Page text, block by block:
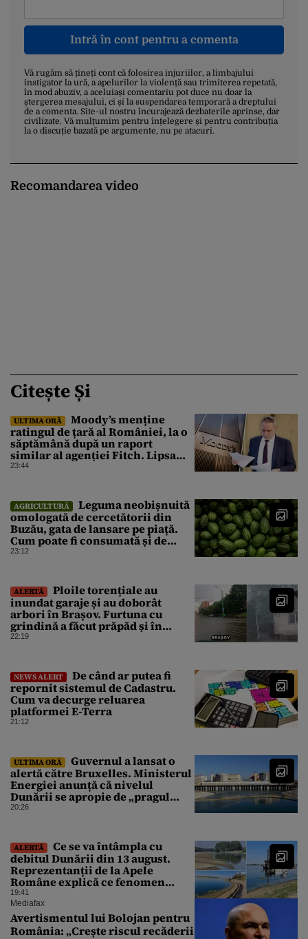
Intră în cont pentru a comenta
Vă rugăm să țineți cont că folosirea injuriilor, a limbajului
instigator la ură, a apelurilor la violență sau trimiterea repetată,
în mod abuziv, a aceluiași comentariu pot duce nu doar la
ștergerea mesajului, ci și la suspendarea temporară a dreptului
de a comenta. Site-ul nostru încurajează dezbaterile aprinse, dar
civilizate. Vă mulțumim pentru înțelegere și pentru contribuția
la o discuție bazată pe argumente, nu pe atacuri.
Recomandarea video
Citește Și
ULTIMA ORĂ
Moody’s menține
ratingul de țară al României, la o
săptămână după un raport
similar al agenției Fitch. Lipsa
unui guvern cu puteri depline,
23:44
AGRICULTURĂ
Leguma neobișnuită
omologată de cercetătorii din
Buzău, gata de lansare pe piață.
Cum poate fi consumată și de
unde provine soiul
23:12
ALERTĂ
Ploile torențiale au
inundat garaje și au doborât
arbori în Brașov. Furtuna cu
grindină a făcut prăpăd și în
Bihor
22:19
NEWS ALERT
De când ar putea fi
repornit sistemul de Cadastru.
Cum va decurge reluarea
platformei E-Terra
21:12
ULTIMA ORĂ
Guvernul a lansat o
alertă către Bruxelles. Ministerul
Energiei anunță că nivelul
Dunării se apropie de „pragul
critic”, iar centrala de la
20:26
ALERTĂ
Ce se va întâmpla cu
debitul Dunării din 13 august.
Reprezentanții de la Apele
Române explică ce fenomen
urmează
19:41
Mediafax
Avertismentul lui Bolojan pentru
România: „Crește riscul recăderii